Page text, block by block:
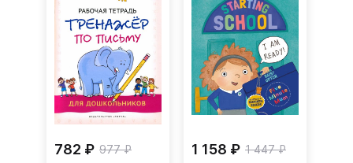
782 ₽ 977 ₽ 1 158 ₽ 1 447 ₽